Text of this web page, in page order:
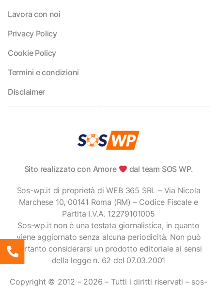
Lavora con noi
Privacy Policy
Cookie Policy
Termini e condizioni
Disclaimer
Sito realizzato con Amore dal team SOS WP.
Sos-wp.it di proprietà di WEB 365 SRL – Via Nicola
Marchese 10, 00141 Roma (RM) – Codice Fiscale e
Partita I.V.A. 12279101005
Sos-wp.it non è una testata giornalistica, in quanto
viene aggiornato senza alcuna periodicità. Non può
pertanto considerarsi un prodotto editoriale ai sensi
della legge n. 62 del 07.03.2001
Copyright © 2012 – 2026 – Tutti i diritti riservati – sos-